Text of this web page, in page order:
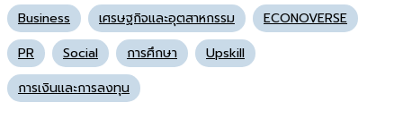
Business เศรษฐกิจและอุตสาหกรรม
ECONOVERSE
PR
Social การศึกษา
Upskill
การเงินและการลงทุน